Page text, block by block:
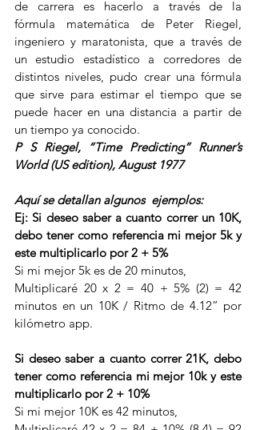
de carrera es hacerlo a través de la
fórmula matemática de Peter Riegel,
ingeniero y maratonista, que a través de
un estudio estadístico a corredores de
distintos niveles, pudo crear una fórmula
que sirve para estimar el tiempo que se
puede hacer en una distancia a partir de
un tiempo ya conocido.
P S Riegel, “Time Predicting” Runner’s
World (US edition), August 1977
Aquí se detallan algunos  ejemplos:
Ej: Si deseo saber a cuanto correr un 10K,
debo tener como referencia mi mejor 5k y
este multiplicarlo por 2 + 5%
Si mi mejor 5k es de 20 minutos,
Multiplicaré 20 x 2 = 40 + 5% (2) = 42
minutos en un 10K / Ritmo de 4.12” por
kilómetro app.
Si deseo saber a cuanto correr 21K, debo
tener como referencia mi mejor 10k y este
multiplicarlo por 2 + 10%
Si mi mejor 10K es 42 minutos,